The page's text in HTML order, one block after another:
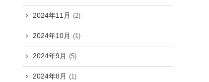
2024年11月 (2)
2024年10月 (1)
2024年9月 (5)
2024年8月 (1)